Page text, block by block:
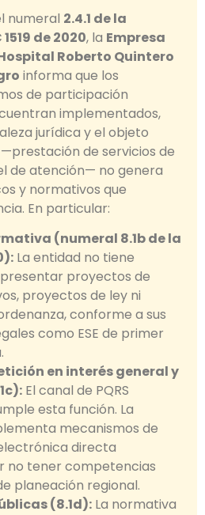
numeral 2.4.1 de la
de 2020, la Empresa
Roberto Quintero
informa que los
de participación
implementados,
jurídica y el objeto
de servicios de
de atención— no genera
y normativos que
En particular:
(numeral 8.1b de la
La entidad no tiene
proyectos de
proyectos de ley ni
conforme a sus
como ESE de primer
en interés general y
El canal de PQRS
esta función. La
mecanismos de
directa
no tener competencias
planeación regional.
(8.1d): La normativa